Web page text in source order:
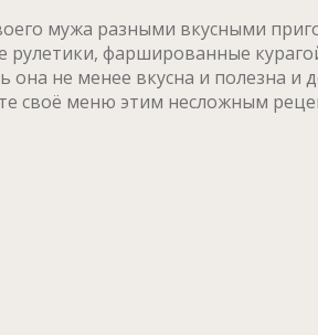
мужа разными вкусными
фаршированные
она не менее вкусна и полезна
своё меню этим несложным